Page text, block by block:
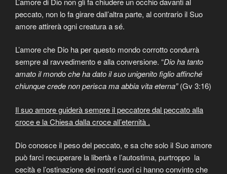
peccato, non lo fa girare dall’altra parte, al contrario il Suo
amore attirerà ogni creatura a sé.
L’amore che Dio ha per questo mondo corrotto condurrà
sempre al ravvedimento e alla conversione. “Dio ha tanto
amato il mondo che ha dato il suo unigenito figlio affinché
chiunque crede non perisca ma abbia vita eterna”(Gv 3:16)
Il suo amore guiderà sempre il peccatore dal peccato alla
croce e la Chiesa dalla croce all’eternità .
Dio conosce il peso del peccato, e sa che solo il Suo amore
può farci recuperare la libertà e l’autostima, purtroppo la
cecità e l’ostinazione dei nostri cuori ci hanno convinto che